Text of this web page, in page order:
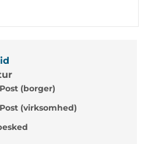
(borger)
(virksomhed)